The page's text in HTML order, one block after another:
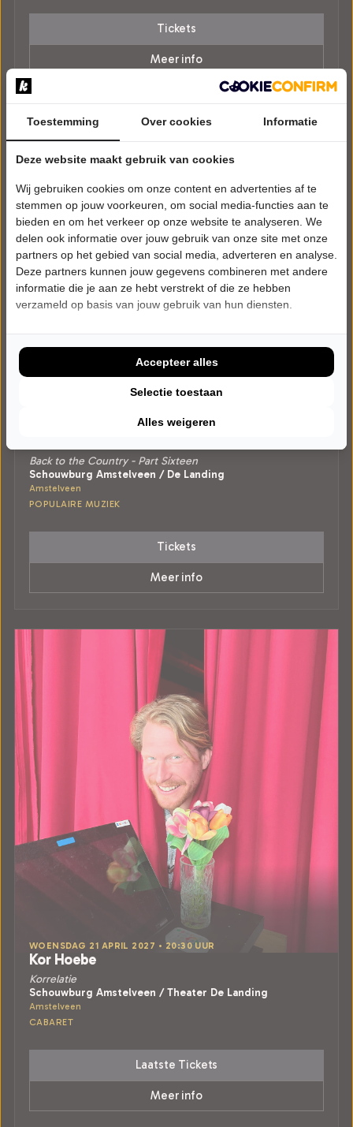
Tickets
Meer info
VRIJDAG 26 FEBRUARI 2027 • 20:00 UUR
Back to the Country - Part Sixteen
Schouwburg Amstelveen / De Landing
Amstelveen
POPULAIRE MUZIEK
Tickets
Meer info
WOENSDAG 21 APRIL 2027 • 20:30 UUR
Kor Hoebe
Korrelatie
Schouwburg Amstelveen / Theater De Landing
Amstelveen
CABARET
Laatste Tickets
Meer info
Toestemming Over cookies Informatie
Deze website maakt gebruik van cookies
Wij gebruiken cookies om onze content en advertenties af te
stemmen op jouw voorkeuren, om social media-functies aan te
bieden en om het verkeer op onze website te analyseren. We
delen ook informatie over jouw gebruik van onze site met onze
partners op het gebied van social media, adverteren en analyse.
Deze partners kunnen jouw gegevens combineren met andere
informatie die je aan ze hebt verstrekt of die ze hebben
verzameld op basis van jouw gebruik van hun diensten.
Alles weigeren
Selectie toestaan
Accepteer alles